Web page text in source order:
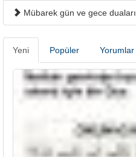
Mübarek gün ve gece duaları
Yeni Popüler Yorumlar